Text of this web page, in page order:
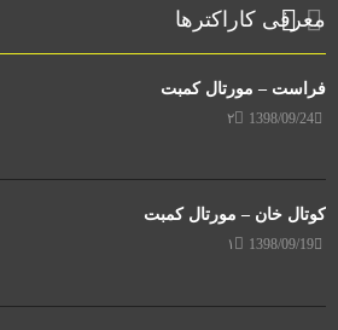
معرفی کاراکترها
فراست – مورتال کمبت
1398/09/24 ۲
کوتال خان – مورتال کمبت
1398/09/19 ۱